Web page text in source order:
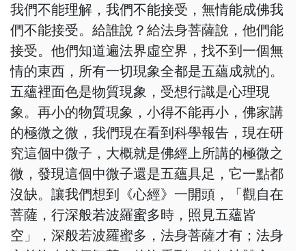
我們不能理解，我們不能接受，無情能成佛我
們不能接受。給誰說？給法身菩薩說，他們能
接受。他們知道遍法界虛空界，找不到一個無
情的東西，所有一切現象全都是五蘊成就的。
五蘊裡面色是物質現象，受想行識是心理現
象。再小的物質現象，小得不能再小，佛家講
的極微之微，我們現在看到科學報告，現在研
究這個中微子，大概就是佛經上所講的極微之
微，發現這個中微子還是五蘊具足，它一點都
沒缺。讓我們想到《心經》一開頭，「觀自在
菩薩，行深般若波羅蜜多時，照見五蘊皆
空」，深般若波羅蜜多，法身菩薩才有；法身